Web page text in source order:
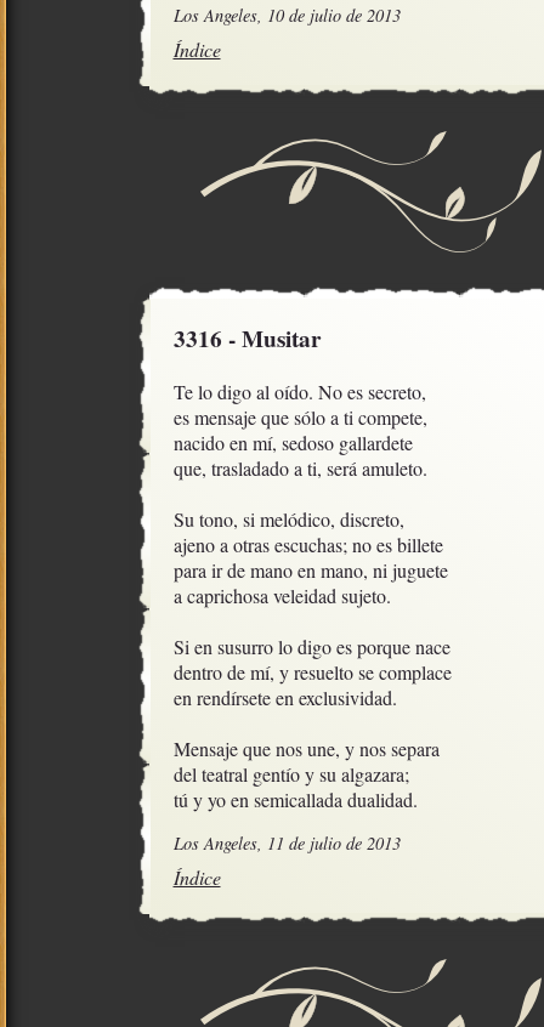
Los Angeles, 10 de julio de 2013
Índice
3316 - Musitar
Te lo digo al oído. No es secreto,
es mensaje que sólo a ti compete,
nacido en mí, sedoso gallardete
que, trasladado a ti, será amuleto.
Su tono, si melódico, discreto,
ajeno a otras escuchas; no es billete
para ir de mano en mano, ni juguete
a caprichosa veleidad sujeto.
Si en susurro lo digo es porque nace
dentro de mí, y resuelto se complace
en rendírsete en exclusividad.
Mensaje que nos une, y nos separa
del teatral gentío y su algazara;
tú y yo en semicallada dualidad.
Los Angeles, 11 de julio de 2013
Índice